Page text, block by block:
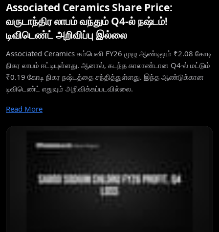
Associated Ceramics Share Price:
வருடாந்திர லாபம் வந்தும் Q4-ல் நஷ்டம்!
டிவிடெண்ட் அறிவிப்பு இல்லை
Associated Ceramics கம்பெனி FY26 முழு ஆண்டிலும் ₹2.08 கோடி
நிகர லாபம் ஈட்டியுள்ளது. ஆனால், கடந்த காலாண்டான Q4-ல் மட்டும்
₹0.19 கோடி நிகர நஷ்டத்தை சந்தித்துள்ளது. இந்த ஆண்டுக்கான
டிவிடெண்ட் எதுவும் அறிவிக்கப்படவில்லை.
Read More